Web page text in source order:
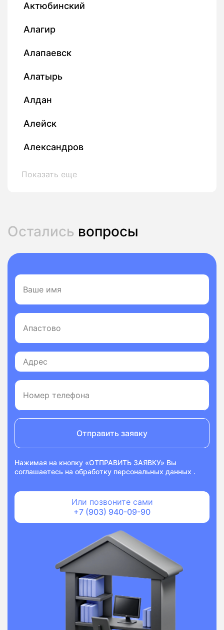
Актюбинский
Алагир
Алапаевск
Алатырь
Алдан
Алейск
Александров
Показать еще
Остались вопросы
Отправить заявку
Нажимая на кнопку «ОТПРАВИТЬ ЗАЯВКУ» Вы
соглашаетесь на обработку персональных данных .
Или позвоните сами
+7 (903) 940-09-90